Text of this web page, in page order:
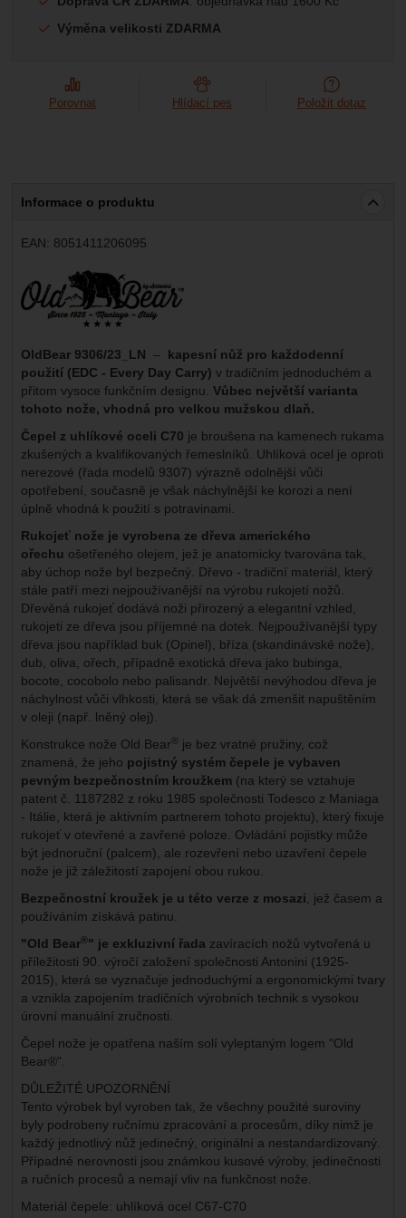
Data získaná pomocí těchto cookies zpracováváme
Marketingové
Marketingové- abychom vás neobtěžovali nevhodnou
reklamou .
Povoleno
Zobrazit
Marketingové cookies používáme my nebo naši partneři,
Výměna velikosti ZDARMA
Porovnat Hlídací pes Položit dotaz
Informace o produktu
EAN: 8051411206095
Výrobce:
OldBear 9306/23_LN – kapesní nůž pro každodenní
použití (EDC - Every Day Carry) v tradičním jednoduchém a
přitom vysoce funkčním designu. Vůbec největší varianta
tohoto nože, vhodná pro velkou mužskou dlaň.
Čepel z uhlíkové oceli C70 je broušena na kamenech rukama
zkušených a kvalifikovaných řemeslníků. Uhlíková ocel je oproti
nerezové (řada modelů 9307) výrazně odolnější vůči
opotřebení, současně je však náchylnější ke korozi a není
úplně vhodná k použití s potravinami.
Rukojeť nože je vyrobena ze dřeva amerického
ořechu ošetřeného olejem, jež je anatomicky tvarována tak,
aby úchop nože byl bezpečný. Dřevo - tradiční materiál, který
stále patří mezi nejpoužívanější na výrobu rukojetí nožů.
Dřevěná rukojeť dodává noži přirozený a elegantní vzhled,
rukojeti ze dřeva jsou příjemné na dotek. Nejpoužívanější typy
dřeva jsou například buk (Opinel), bříza (skandinávské nože),
dub, oliva, ořech, případně exotická dřeva jako bubinga,
bocote, cocobolo nebo palisandr. Největší nevýhodou dřeva je
náchylnost vůči vlhkosti, která se však dá zmenšit napuštěním
v oleji (např. lněný olej).
Konstrukce nože Old Bear® je bez vratné pružiny, což
znamená, že jeho pojistný systém čepele je vybaven
pevným bezpečnostním kroužkem(na který se vztahuje
patent č. 1187282 z roku 1985 společnosti Todesco z Maniaga
- Itálie, která je aktivním partnerem tohoto projektu), který fixuje
rukojeť v otevřené a zavřené poloze. Ovládání pojistky může
být jednoruční (palcem), ale rozevření nebo uzavření čepele
nože je již záležitostí zapojení obou rukou.
Bezpečnostní kroužek je u této verze z mosazi , jež časem a
používáním získává patinu.
"Old Bear®" je exkluzivní řada zavíracích nožů vytvořená u
příležitosti 90. výročí založení společnosti Antonini (1925-
2015), která se vyznačuje jednoduchými a ergonomickými tvary
a vznikla zapojením tradičních výrobních technik s vysokou
úrovní manuální zručnosti.
Čepel nože je opatřena naším solí vyleptaným logem "Old
Bear®".
DŮLEŽITÉ UPOZORNĚNÍ
Tento výrobek byl vyroben tak, že všechny použité suroviny
byly podrobeny ručnímu zpracování a procesům, díky nimž je
každý jednotlivý nůž jedinečný, originální a nestandardizovaný.
Případné nerovnosti jsou známkou kusové výroby, jedinečnosti
a ručních procesů a nemají vliv na funkčnost nože.
Materiál čepele: uhlíková ocel C67-C70